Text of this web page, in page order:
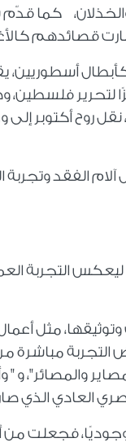
والخذلان، كما
أسطوريين،
فلسطين،
روح أكتوبر
الفقد
التجربة
خاض التجربة
والمصائر"، و "
العادي الذي
وجوديًا، فجعلت